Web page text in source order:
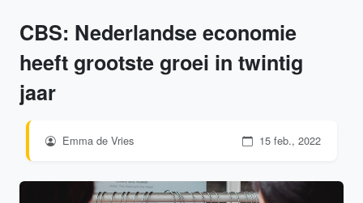
CBS: Nederlandse economie
heeft grootste groei in twintig
jaar
Emma de Vries 15 feb., 2022